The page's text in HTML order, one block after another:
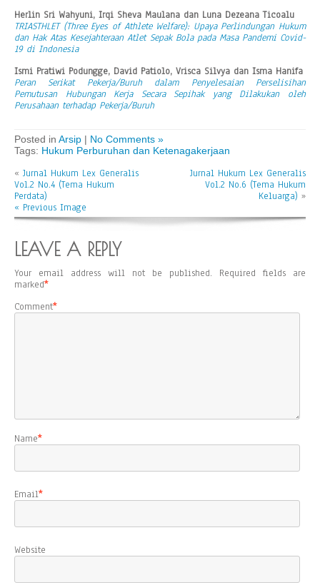
Herlin Sri Wahyuni, Irqi Sheva Maulana dan Luna Dezeana Ticoalu
TRIASTHLET (Three Eyes of Athlete Welfare): Upaya Perlindungan Hukum
dan Hak Atas Kesejahteraan Atlet Sepak Bola pada Masa Pandemi Covid-
19 di Indonesia
Ismi Pratiwi Podungge, David Patiolo, Vrisca Silvya dan Isma Hanifa
Peran Serikat Pekerja/Buruh dalam Penyelesaian Perselisihan
Pemutusan Hubungan Kerja Secara Sepihak yang Dilakukan oleh
Perusahaan terhadap Pekerja/Buruh
Posted in Arsip | No Comments »
Tags: Hukum Perburuhan dan Ketenagakerjaan
« Jurnal Hukum Lex Generalis
Vol.2 No.4 (Tema Hukum
Perdata)
Jurnal Hukum Lex Generalis
Vol.2 No.6 (Tema Hukum
Keluarga) »
« Previous Image
LEAVE A REPLY
Your email address will not be published.
Required fields are
marked*
Comment*
Name*
Email*
Website